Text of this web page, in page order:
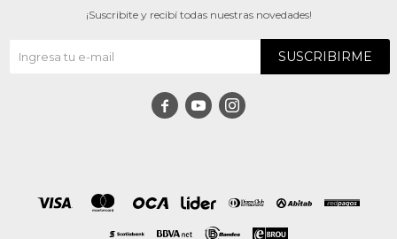
¡Suscribite y recibí todas nuestras novedades!
SUSCRIBIRME
  